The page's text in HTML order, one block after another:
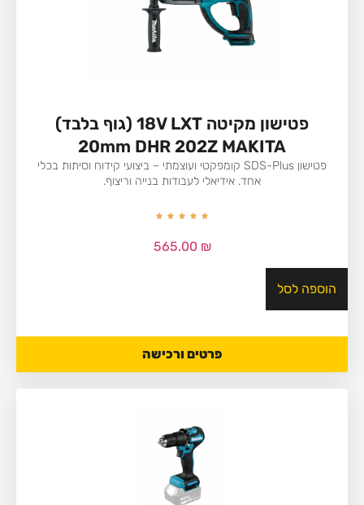
פטישון מקיטה 18V LXT (גוף בלבד)
20mm DHR 202Z MAKITA
פטישון SDS-Plus קומפקטי ועוצמתי – ביצועי קידוח וסיתות בכלי
אחד. אידיאלי לעבודות בנייה וריצוף.
565.00 ₪
הוספה לסל
פרטים ורכישה